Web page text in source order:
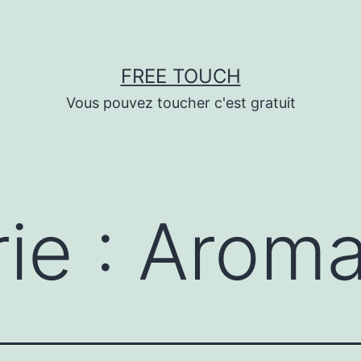
FREE TOUCH
Vous pouvez toucher c'est gratuit
: